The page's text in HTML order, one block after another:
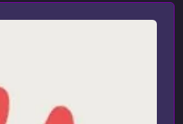
00:06:07
example